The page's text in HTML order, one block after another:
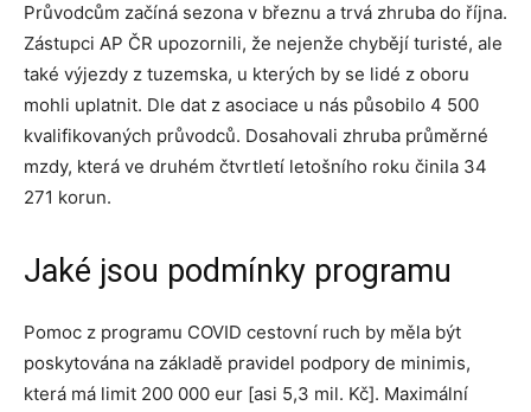
Průvodcům začíná sezona v březnu a trvá zhruba do října.
Zástupci AP ČR upozornili, že nejenže chybějí turisté, ale
také výjezdy z tuzemska, u kterých by se lidé z oboru
mohli uplatnit. Dle dat z asociace u nás působilo 4 500
kvalifikovaných průvodců. Dosahovali zhruba průměrné
mzdy, která ve druhém čtvrtletí letošního roku činila 34
271 korun.
Jaké jsou podmínky programu
Pomoc z programu COVID cestovní ruch by měla být
poskytována na základě pravidel podpory de minimis,
která má limit 200 000 eur [asi 5,3 mil. Kč]. Maximální